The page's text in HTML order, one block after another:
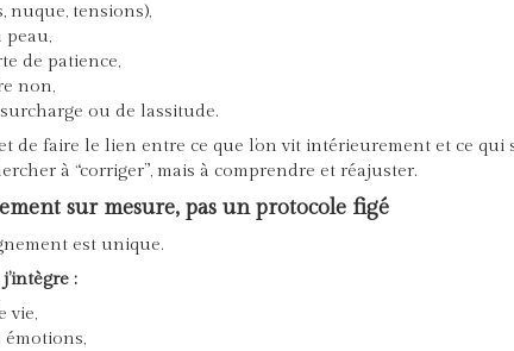
nuque, tensions),
peau,
de patience,
non,
ou de lassitude.
de faire le lien entre ce que l’on vit intérieurement et ce qui
à “corriger”, mais à comprendre et réajuster.
sur mesure, pas un protocole figé
est unique.
:
vie,
émotions,